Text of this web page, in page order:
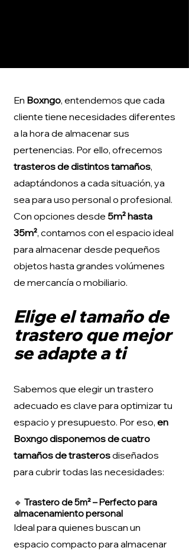
En Boxngo, entendemos que cada
cliente tiene necesidades diferentes
a la hora de almacenar sus
pertenencias. Por ello, ofrecemos
trasteros de distintos tamaños,
adaptándonos a cada situación, ya
sea para uso personal o profesional.
Con opciones desde 5m² hasta
35m², contamos con el espacio ideal
para almacenar desde pequeños
objetos hasta grandes volúmenes
de mercancía o mobiliario.
Elige el tamaño de
trastero que mejor
se adapte a ti
Sabemos que elegir un trastero
adecuado es clave para optimizar tu
espacio y presupuesto. Por eso, en
Boxngo disponemos de cuatro
tamaños de trasterosdiseñados
para cubrir todas las necesidades:
🔹 Trastero de 5m² – Perfecto para
almacenamiento personal
Ideal para quienes buscan un
espacio compacto para almacenar